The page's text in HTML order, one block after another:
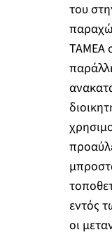
του
ΤΑΜΕΑ
εντός
οι